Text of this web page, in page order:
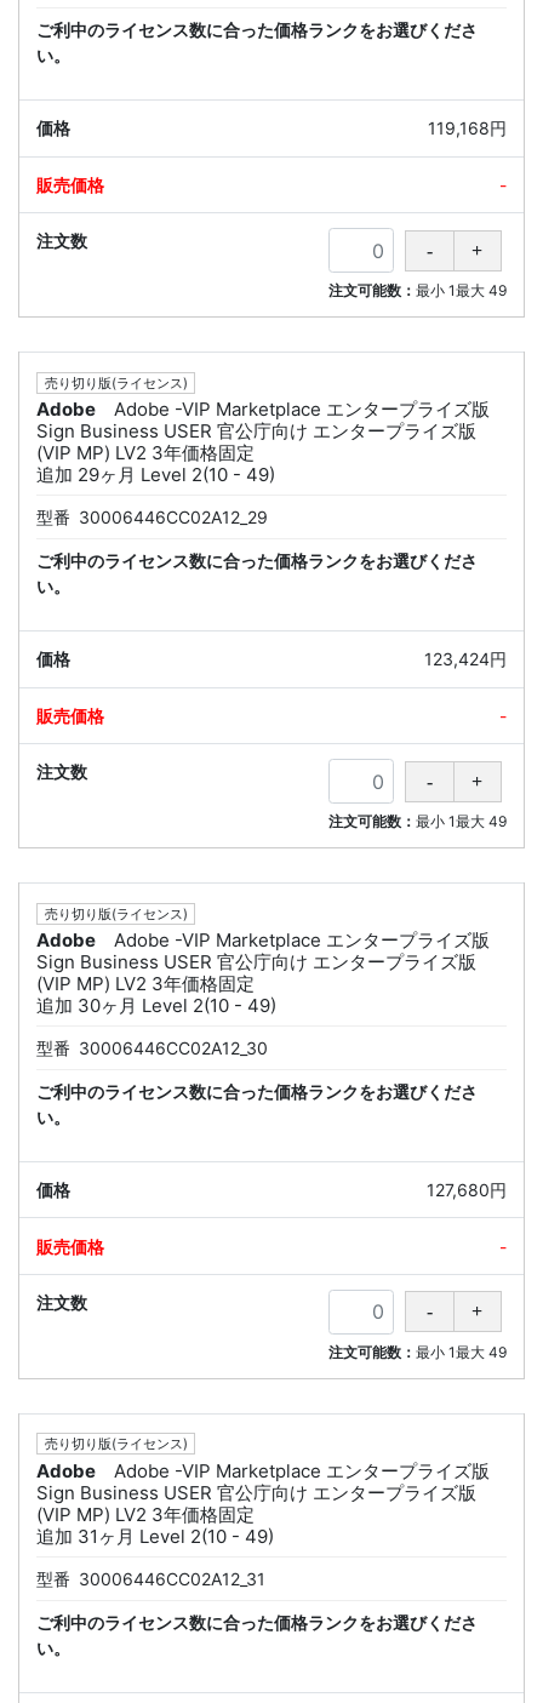
ご利中のライセンス数に合った価格ランクをお選びくださ
い。
119,168円
-
注文可能数： 最小 1最大 49
売り切り版(ライセンス)
Adobe
Adobe -VIP Marketplace エンタープライズ版
Sign Business USER 官公庁向け エンタープライズ版
(VIP MP) LV2 3年価格固定
追加 29ヶ月 Level 2(10 - 49)
型番 30006446CC02A12_29
ご利中のライセンス数に合った価格ランクをお選びくださ
い。
123,424円
-
注文可能数： 最小 1最大 49
売り切り版(ライセンス)
Adobe
Adobe -VIP Marketplace エンタープライズ版
Sign Business USER 官公庁向け エンタープライズ版
(VIP MP) LV2 3年価格固定
追加 30ヶ月 Level 2(10 - 49)
型番 30006446CC02A12_30
ご利中のライセンス数に合った価格ランクをお選びくださ
い。
127,680円
-
注文可能数： 最小 1最大 49
売り切り版(ライセンス)
Adobe
Adobe -VIP Marketplace エンタープライズ版
Sign Business USER 官公庁向け エンタープライズ版
(VIP MP) LV2 3年価格固定
追加 31ヶ月 Level 2(10 - 49)
型番 30006446CC02A12_31
ご利中のライセンス数に合った価格ランクをお選びくださ
い。